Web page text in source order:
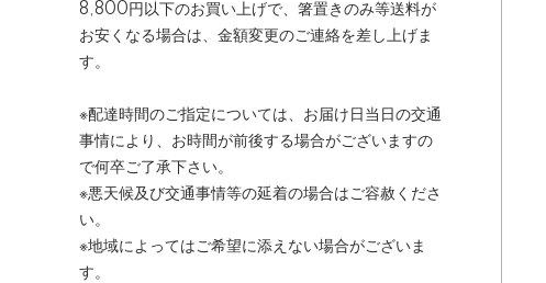
8,800円以下のお買い上げで、箸置きのみ等送料が
お安くなる場合は、金額変更のご連絡を差し上げま
す。
※配達時間のご指定については、お届け日当日の交通
事情により、お時間が前後する場合がございますの
で何卒ご了承下さい。
※悪天候及び交通事情等の延着の場合はご容赦くださ
い。
※地域によってはご希望に添えない場合がございま
す。